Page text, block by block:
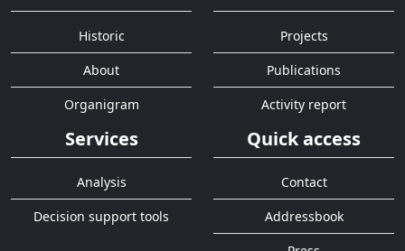
Historic
About
Organigram
Projects
Publications
Activity report
Services
Analysis
Decision support tools
Quick access
Contact
Addressbook